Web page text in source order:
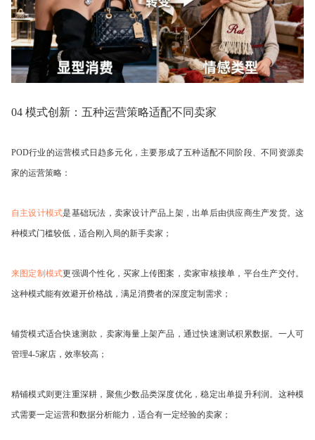
04 模式创新：五种运营策略适配不同卖家
POD行业的运营模式日趋多元化，主要形成了五种适配不同阶段、不同资源卖
家的运营策略：
自主设计模式是基础玩法，卖家设计产品上架，出单后由供应商生产发货。这
种模式门槛较低，适合刚入局的新手卖家；
来图定制模式更强调个性化，买家上传图案，卖家审核接单，平台生产交付。
这种模式能有效避开价格战，满足消费者的深度定制需求；
铺货模式适合快速测款，卖家海量上架产品，通过快速测试积累数据。一人可
管理4-5家店，效率较高；
精铺模式则更注重深耕，聚焦少数品类深度优化，稳定出单提升利润。这种模
式需要一定运营和数据分析能力，适合有一定经验的卖家；